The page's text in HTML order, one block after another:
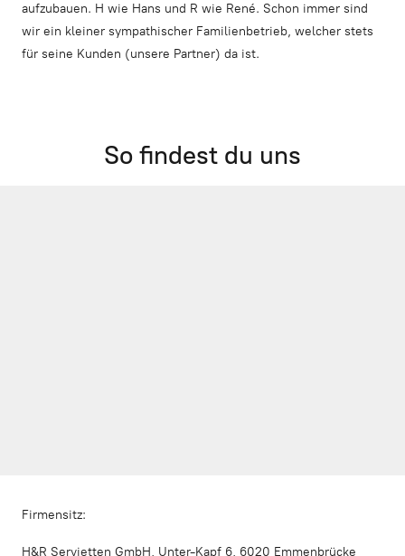
aufzubauen. H wie Hans und R wie René. Schon immer sind
wir ein kleiner sympathischer Familienbetrieb, welcher stets
für seine Kunden (unsere Partner) da ist.
So findest du uns
Firmensitz:
H&R Servietten GmbH, Unter-Kapf 6, 6020 Emmenbrücke